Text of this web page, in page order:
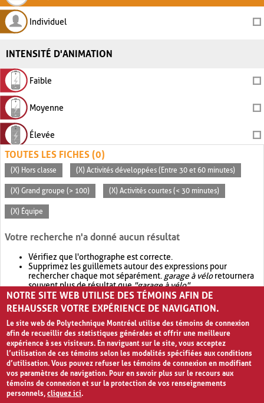
Individuel
INTENSITÉ D'ANIMATION
Faible
Moyenne
Élevée
TOUTES LES FICHES (0)
(X) Hors classe (X) Activités développées (Entre 30 et 60 minutes)
(X) Grand groupe (> 100) (X) Activités courtes (< 30 minutes)
(X) Équipe
Votre recherche n'a donné aucun résultat
Vérifiez que l'orthographe est correcte.
Supprimez les guillemets autour des expressions pour
rechercher chaque mot séparément. garage à véloretournera
souvent plus de résultat que"garage à vélo".
Envisagez d'élargir votre recherche avec OR.garage OR vélo
retournera souvent plus de résultat quegarage à vélo
NOTRE SITE WEB UTILISE DES TÉMOINS AFIN DE
REHAUSSER VOTRE EXPÉRIENCE DE NAVIGATION.
Le site web de Polytechnique Montréal utilise des témoins de connexion
afin de recueillir des statistiques générales et offrir une meilleure
expérience à ses visiteurs. En naviguant sur le site, vous acceptez
l’utilisation de ces témoins selon les modalités spécifiées aux conditions
d’utilisation. Vous pouvez refuser les témoins de connexion en modifiant
vos paramètres de navigation. Pour en savoir plus sur le recours aux
témoins de connexion et sur la protection de vos renseignements
personnels,cliquez ici.